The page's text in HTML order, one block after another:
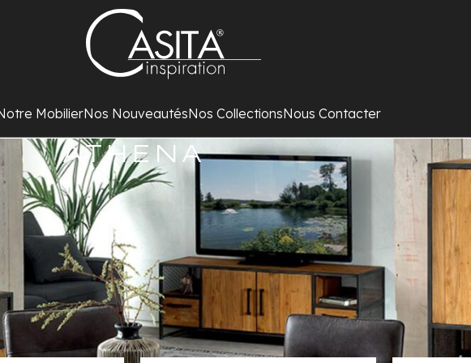
MobilierNos NouveautésNos CollectionsNous Contacter
ATHENA
Mobilier ATHENA
Teck massif naturel recyclé
et fer vieilli.
Tiroirs sur rails métal.
Poignées et pieds métal.